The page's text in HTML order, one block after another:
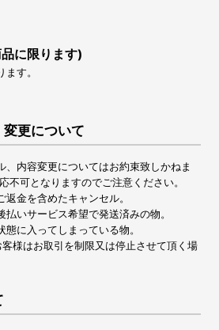
に限ります)
す。
更について
、内容変更についてはお約束致しかねま
不可となりますのでご注意ください。
返金を含めたキャンセル。
払いサービス希望で発送済みの物。
態に入ってしまっている物。
様はお取引を制限又は停止させて頂く場